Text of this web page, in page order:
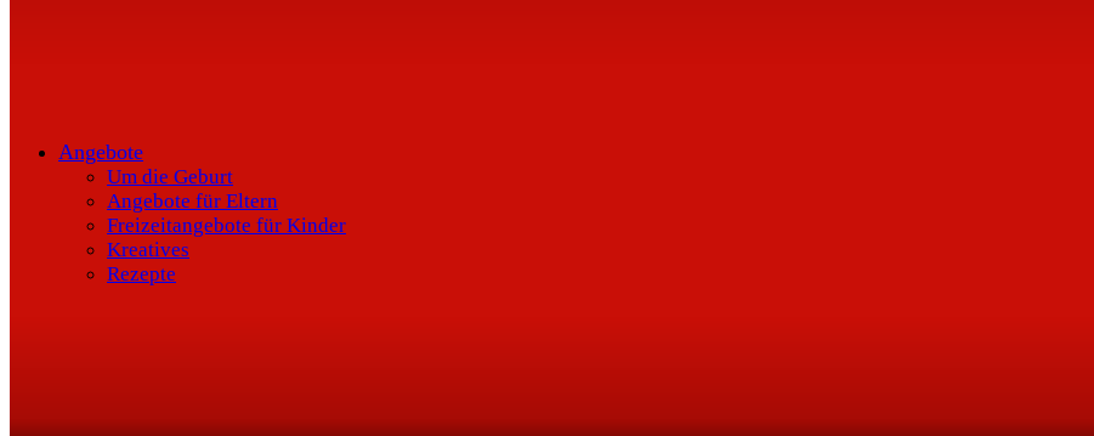
Angebote
Um die Geburt
Angebote für Eltern
Freizeitangebote für Kinder
Kreatives
Rezepte